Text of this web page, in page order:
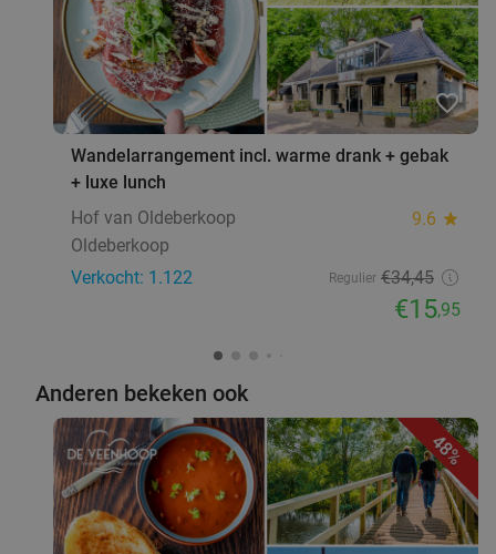
favorite_border
Wandelarrangement incl. warme drank + gebak
+ luxe lunch
Hof van Oldeberkoop
9.6 star
Oldeberkoop
Verkocht: 1.122
Regulier €34,45
€15,95
Anderen bekeken ook
48%